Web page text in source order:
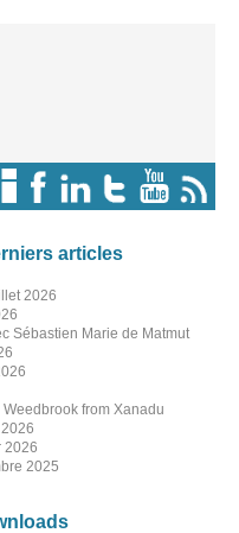
articles
2026
Sébastien Marie de Matmut
from Xanadu
2026
2025